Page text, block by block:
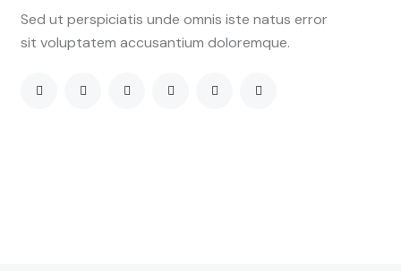
Sed ut perspiciatis unde omnis iste natus error
sit voluptatem accusantium doloremque.